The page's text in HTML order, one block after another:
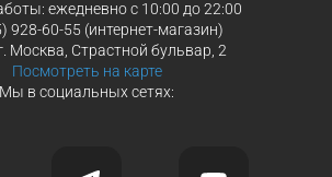
ежедневно с 10:00 до 22:00
928-60-55 (интернет-магазин)
Москва, Страстной бульвар, 2
Посмотреть на карте
Мы в социальных сетях: